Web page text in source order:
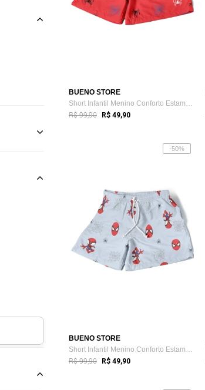
BUENO STORE
Short Infantil Menino Conforto Estampado...
R$ 99,90 R$ 49,90
-50%
BUENO STORE
Short Infantil Menino Conforto Estampado...
R$ 99,90 R$ 49,90